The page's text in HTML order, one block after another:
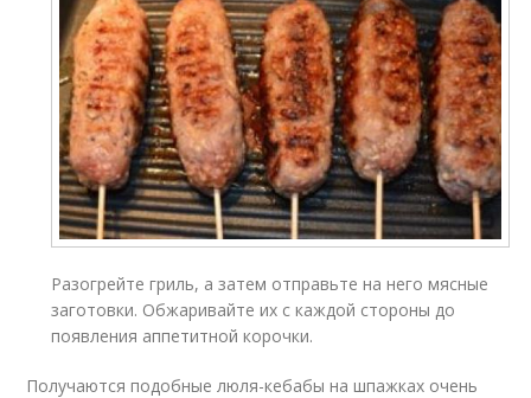
Разогрейте гриль, а затем отправьте на него мясные
заготовки. Обжаривайте их с каждой стороны до
появления аппетитной корочки.
Получаются подобные люля-кебабы на шпажках очень